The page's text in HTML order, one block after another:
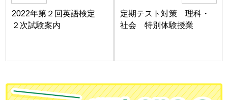
2022年第２回英語検定
２次試験案内
定期テスト対策 理科・
社会 特別体験授業